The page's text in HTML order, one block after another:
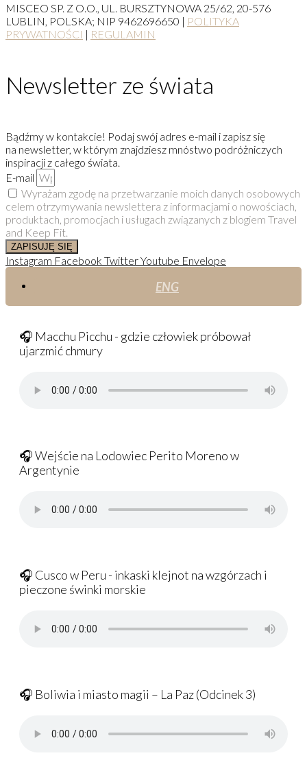
MISCEO SP. Z O.O., UL. BURSZTYNOWA 25/62, 20-576
LUBLIN, POLSKA; NIP 9462696650 | POLITYKA
PRYWATNOŚCI | REGULAMIN
Newsletter ze świata
Bądźmy w kontakcie! Podaj swój adres e-mail i zapisz się
na newsletter, w którym znajdziesz mnóstwo podróżniczych
inspiracji z całego świata.
E-mail
Wyrażam zgodę na przetwarzanie moich danych osobowych
celem otrzymywania newslettera z informacjami o nowościach,
produktach, promocjach i usługach związanych z blogiem Travel
and Keep Fit.
ZAPISUJĘ SIĘ
Instagram Facebook TwitterYoutube Envelope
ENG
🎧 Macchu Picchu - gdzie człowiek próbował
ujarzmić chmury
🎧 Wejście na Lodowiec Perito Moreno w
Argentynie
🎧 Cusco w Peru - inkaski klejnot na wzgórzach i
pieczone świnki morskie
🎧 Boliwia i miasto magii – La Paz (Odcinek 3)